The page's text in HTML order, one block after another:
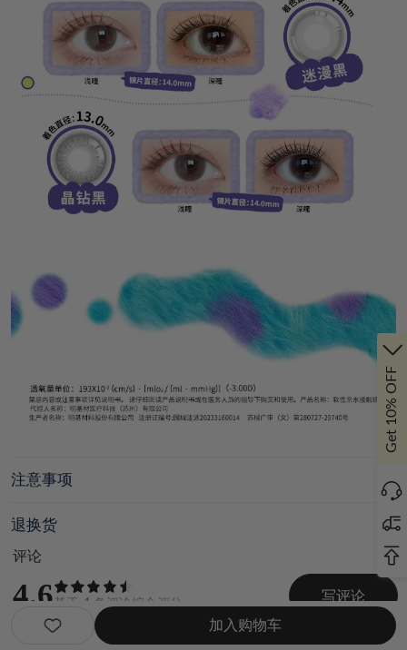
Get 10% OFF
注意事项
退换货
评论
4.6 基于 4 条评论综合评分
写评论
Color：All
加入购物车